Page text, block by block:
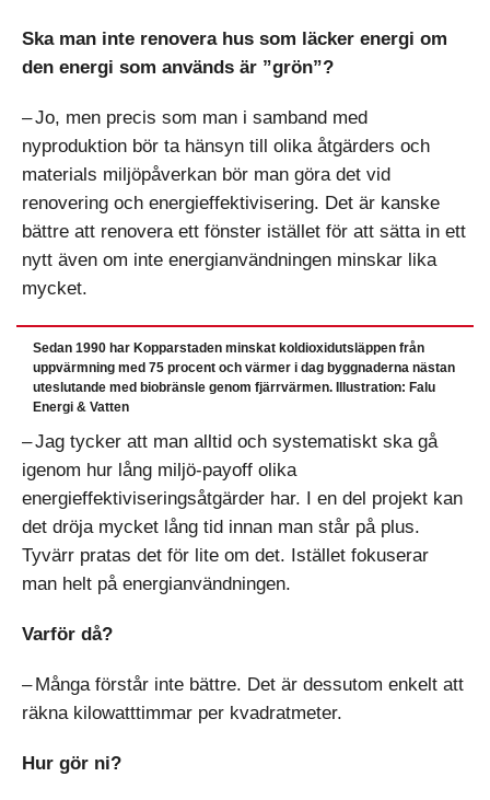
Ska man inte renovera hus som läcker energi om
den energi som används är ”grön”?
– Jo, men precis som man i samband med
nyproduktion bör ta hänsyn till olika åtgärders och
materials miljöpåverkan bör man göra det vid
renovering och energieffektivisering. Det är kanske
bättre att renovera ett fönster istället för att sätta in ett
nytt även om inte energianvändningen minskar lika
mycket.
Sedan 1990 har Kopparstaden minskat koldioxidutsläppen från
uppvärmning med 75 procent och värmer i dag byggnaderna nästan
uteslutande med biobränsle genom fjärrvärmen. Illustration: Falu
Energi & Vatten
– Jag tycker att man alltid och systematiskt ska gå
igenom hur lång miljö-payoff olika
energieffektiviseringsåtgärder har. I en del projekt kan
det dröja mycket lång tid innan man står på plus.
Tyvärr pratas det för lite om det. Istället fokuserar
man helt på energianvändningen.
Varför då?
– Många förstår inte bättre. Det är dessutom enkelt att
räkna kilowatttimmar per kvadratmeter.
Hur gör ni?